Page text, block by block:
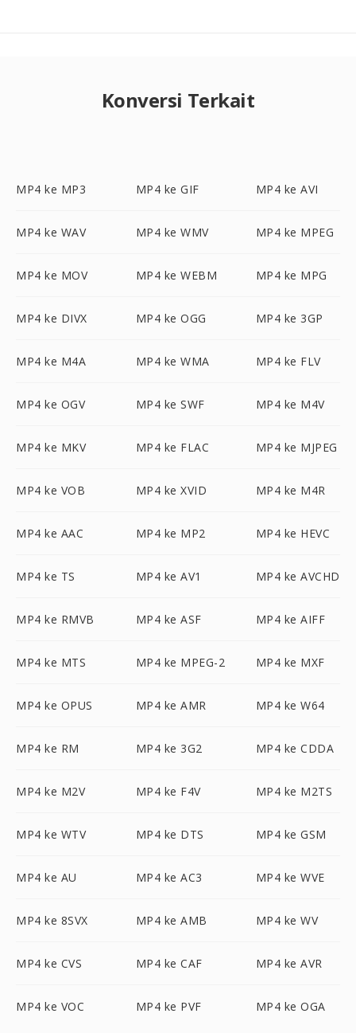
Konversi Terkait
MP4 ke MP3 MP4 ke GIF MP4 ke AVI
MP4 ke WAV MP4 ke WMV MP4 ke MPEG
MP4 ke MOV MP4 ke WEBM MP4 ke MPG
MP4 ke DIVX MP4 ke OGG MP4 ke 3GP
MP4 ke M4A MP4 ke WMA MP4 ke FLV
MP4 ke OGV MP4 ke SWF MP4 ke M4V
MP4 ke MKV MP4 ke FLAC MP4 ke MJPEG
MP4 ke VOB MP4 ke XVID MP4 ke M4R
MP4 ke AAC MP4 ke MP2 MP4 ke HEVC
MP4 ke TS MP4 ke AV1 MP4 ke AVCHD
MP4 ke RMVB MP4 ke ASF MP4 ke AIFF
MP4 ke MTS MP4 ke MPEG-2 MP4 ke MXF
MP4 ke OPUS MP4 ke AMR MP4 ke W64
MP4 ke RM MP4 ke 3G2 MP4 ke CDDA
MP4 ke M2V MP4 ke F4V MP4 ke M2TS
MP4 ke WTV MP4 ke DTS MP4 ke GSM
MP4 ke AU MP4 ke AC3 MP4 ke WVE
MP4 ke 8SVX MP4 ke AMB MP4 ke WV
MP4 ke CVS MP4 ke CAF MP4 ke AVR
MP4 ke VOC MP4 ke PVF MP4 ke OGA